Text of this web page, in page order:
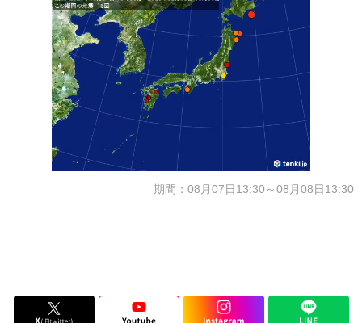
期間：08月07日13:30～08月08日13:30